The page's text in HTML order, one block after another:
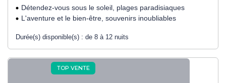
Détendez-vous sous le soleil, plages paradisiaques
L'aventure et le bien-être, souvenirs inoubliables
Durée(s) disponible(s) : de 8 à 12 nuits
TOP VENTE